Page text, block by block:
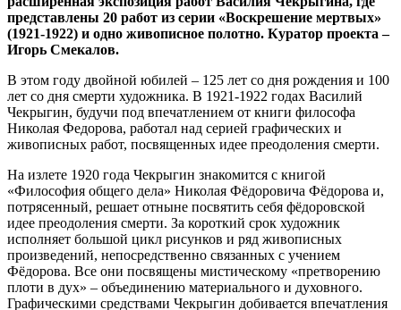
представлены 20 работ из серии «Воскрешение мертвых»
(1921-1922) и одно живописное полотно. Куратор проекта –
Игорь Смекалов.
В этом году двойной юбилей – 125 лет со дня рождения и 100
лет со дня смерти художника. В 1921-1922 годах Василий
Чекрыгин, будучи под впечатлением от книги философа
Николая Федорова, работал над серией графических и
живописных работ, посвященных идее преодоления смерти.
На излете 1920 года Чекрыгин знакомится с книгой
«Философия общего дела» Николая Фёдоровича Фёдорова и,
потрясенный, решает отныне посвятить себя фёдоровской
идее преодоления смерти. За короткий срок художник
исполняет большой цикл рисунков и ряд живописных
произведений, непосредственно связанных с учением
Фёдорова. Все они посвящены мистическому «претворению
плоти в дух» – объединению материального и духовного.
Графическими средствами Чекрыгин добивается впечатления